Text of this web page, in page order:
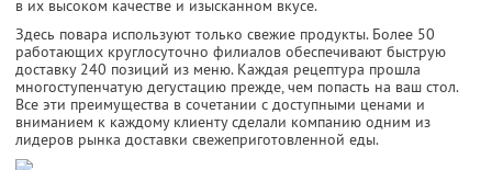
в их высоком качестве и изысканном вкусе.
Здесь повара используют только свежие продукты. Более 50
работающих круглосуточно филиалов обеспечивают быструю
доставку 240 позиций из меню. Каждая рецептура прошла
многоступенчатую дегустацию прежде, чем попасть на ваш стол.
Все эти преимущества в сочетании с доступными ценами и
вниманием к каждому клиенту сделали компанию одним из
лидеров рынка доставки свежеприготовленной еды.